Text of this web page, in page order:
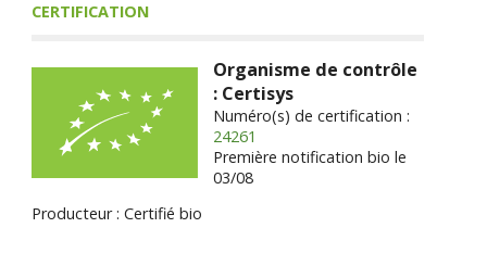
CERTIFICATION
Organisme de contrôle
: Certisys
Numéro(s) de certification :
24261
Première notification bio le
03/08
Producteur : Certifié bio